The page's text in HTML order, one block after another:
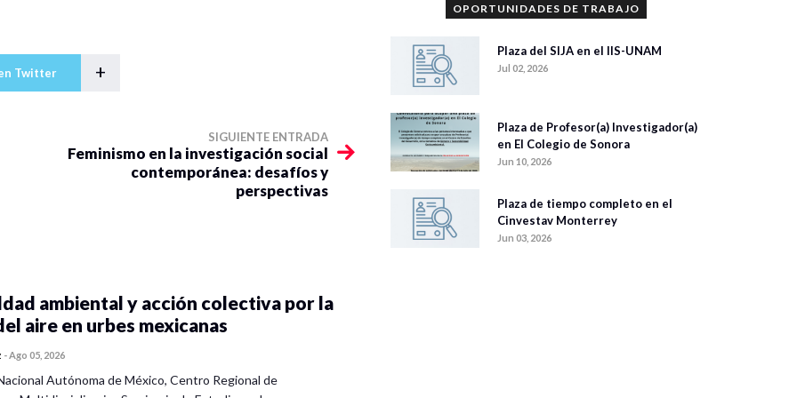
Twitter +
SIGUIENTE ENTRADA
Feminismo en la investigación social
contemporánea: desafíos y
perspectivas
ambiental y acción colectiva por la
aire en urbes mexicanas
-Ago 05, 2026
Autónoma de México, Centro Regional de
OPORTUNIDADES DE TRABAJO
Plaza del SIJA en el IIS-UNAM
Jul 02, 2026
Plaza de Profesor(a) Investigador(a)
en El Colegio de Sonora
Jun 10, 2026
Plaza de tiempo completo en el
Cinvestav Monterrey
Jun 03, 2026